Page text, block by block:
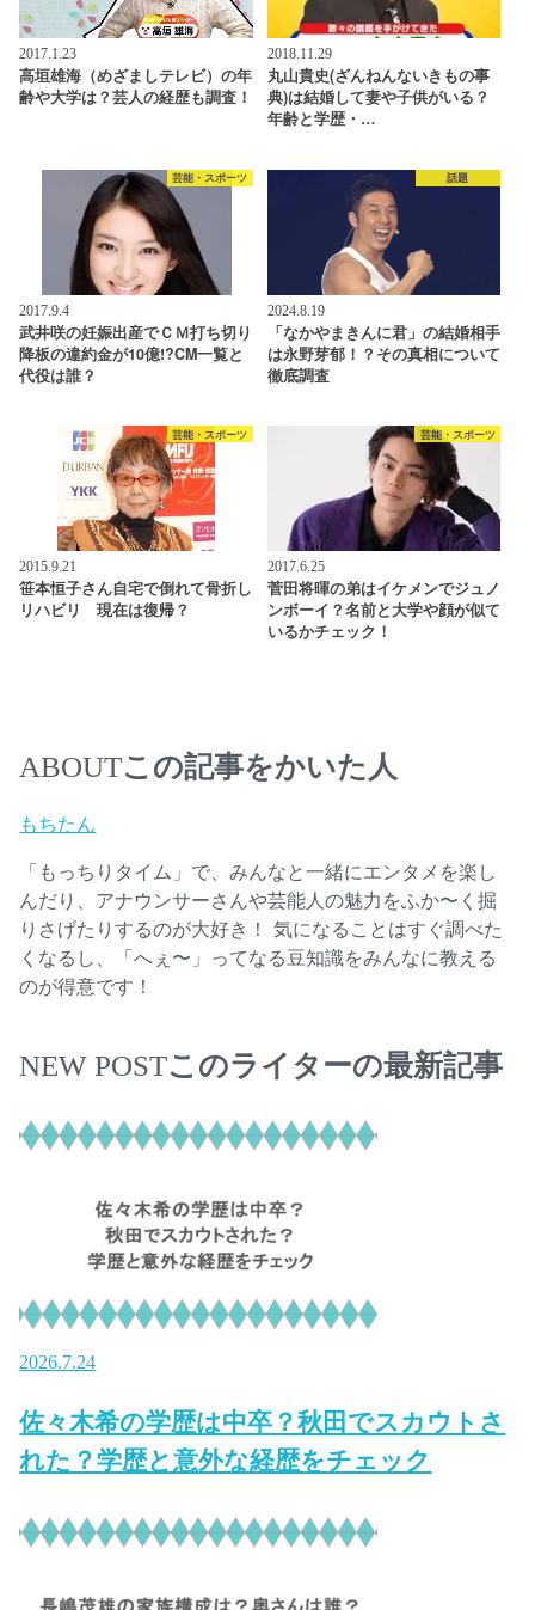
2017.1.23
高垣雄海（めざましテレビ）の年
齢や大学は？芸人の経歴も調査！
2018.11.29
丸山貴史(ざんねんないきもの事
典)は結婚して妻や子供がいる？
年齢と学歴・…
芸能・スポーツ
2017.9.4
武井咲の妊娠出産でＣＭ打ち切り
降板の違約金が10億!?CM一覧と
代役は誰？
話題
2024.8.19
「なかやまきんに君」の結婚相手
は永野芽郁！？その真相について
徹底調査
芸能・スポーツ
2015.9.21
笹本恒子さん自宅で倒れて骨折し
リハビリ 現在は復帰？
芸能・スポーツ
2017.6.25
菅田将暉の弟はイケメンでジュノ
ンボーイ？名前と大学や顔が似て
いるかチェック！
ABOUTこの記事をかいた人
もちたん
「もっちりタイム」で、みんなと一緒にエンタメを楽し
んだり、アナウンサーさんや芸能人の魅力をふか〜く掘
りさげたりするのが大好き！ 気になることはすぐ調べた
くなるし、「へぇ〜」ってなる豆知識をみんなに教える
のが得意です！
NEW POSTこのライターの最新記事
2026.7.24
佐々木希の学歴は中卒？秋田でスカウトさ
れた？学歴と意外な経歴をチェック